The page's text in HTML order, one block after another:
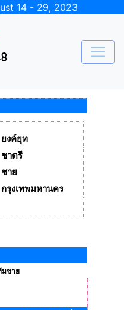
14 - 29, 2023
ยงค์ยุท
ชาตรี
ชาย
กรุงเทพมหานคร
มชาย